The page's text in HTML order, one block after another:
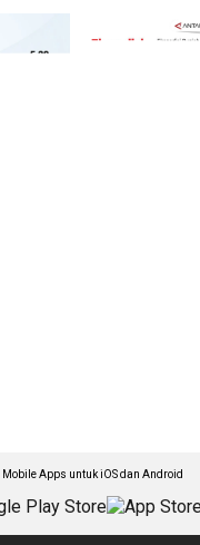
Mobile Apps untuk iOS dan Android